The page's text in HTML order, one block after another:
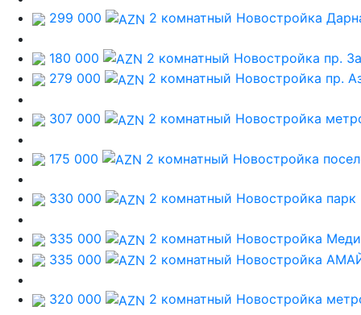
299 000 2 комнатный Новостройка
180 000 2 комнатный Новостройка пр.
279 000
2 комнатный Новостройка пр.
307 000 2 комнатный Новостройка
175 000 2 комнатный Новостройка
330 000 2 комнатный Новостройка парк
335 000 2 комнатный Новостройка
335 000
2 комнатный Новостройка
320 000 2 комнатный Новостройка